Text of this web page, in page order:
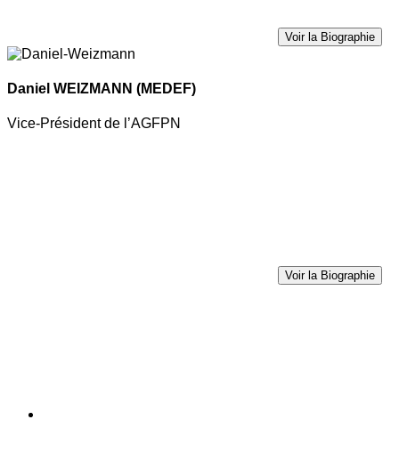
Voir la Biographie
Daniel WEIZMANN (MEDEF)
Vice-Président de l’AGFPN
Voir la Biographie